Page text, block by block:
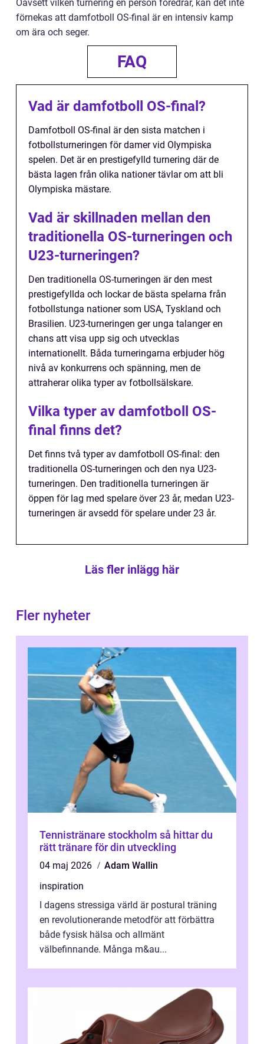
Oavsett vilken turnering en person föredrar, kan det inte
förnekas att damfotboll OS-final är en intensiv kamp
om ära och seger.
FAQ
Vad är damfotboll OS-final?
Damfotboll OS-final är den sista matchen i
fotbollsturneringen för damer vid Olympiska
spelen. Det är en prestigefylld turnering där de
bästa lagen från olika nationer tävlar om att bli
Olympiska mästare.
Vad är skillnaden mellan den
traditionella OS-turneringen och
U23-turneringen?
Den traditionella OS-turneringen är den mest
prestigefyllda och lockar de bästa spelarna från
fotbollstunga nationer som USA, Tyskland och
Brasilien. U23-turneringen ger unga talanger en
chans att visa upp sig och utvecklas
internationellt. Båda turneringarna erbjuder hög
nivå av konkurrens och spänning, men de
attraherar olika typer av fotbollsälskare.
Vilka typer av damfotboll OS-
final finns det?
Det finns två typer av damfotboll OS-final: den
traditionella OS-turneringen och den nya U23-
turneringen. Den traditionella turneringen är
öppen för lag med spelare över 23 år, medan U23-
turneringen är avsedd för spelare under 23 år.
Läs fler inlägg här
Fler nyheter
Tennistränare stockholm så hittar du
rätt tränare för din utveckling
04 maj 2026
Adam Wallin
inspiration
I dagens stressiga värld är postural träning
en revolutionerande metodför att förbättra
både fysisk hälsa och allmänt
välbefinnande. Många m&au...